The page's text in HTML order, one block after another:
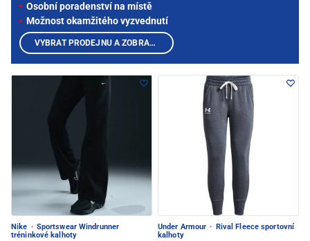
Nike · Sportswear Windrunner
tréninkové kalhoty
Under Armour ·
Rival Fleece sportovní
kalhoty
Osobní poradenství na místě
Možnost okamžitého vyzvednutí
VYBRAT PRODEJNU A ZOBRAZIT PRODUKTY